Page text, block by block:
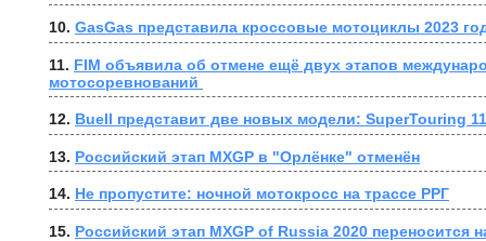
10. GasGas представила кроссовые мотоциклы 2023
11. FIM объявила об отмене ещё двух этапов
мотосоревнований
12. Buell представит две новых модели: SuperTouring
13. Российский этап MXGP в "Орлёнке" отменён
14. Не пропустите: ночной мотокросс на трассе РРГ
15. Российский этап MXGP of Russia 2020 переносится